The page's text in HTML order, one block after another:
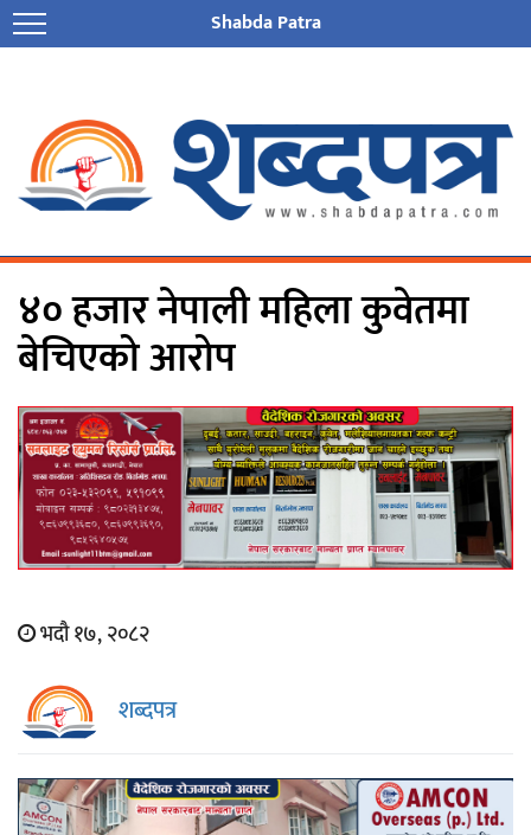
Shabda Patra
४० हजार नेपाली महिला कुवेतमा
बेचिएको आरोप
भदौ १७, २०८२
शब्दपत्र